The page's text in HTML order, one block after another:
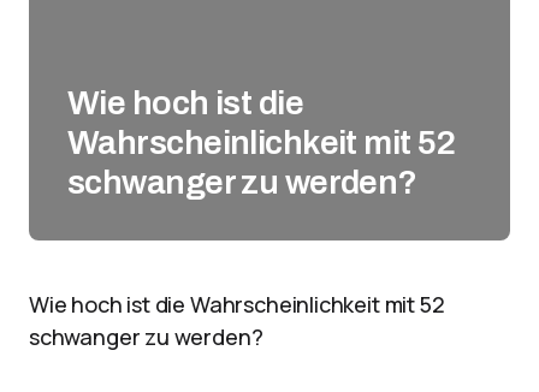
Wie hoch ist die
Wahrscheinlichkeit mit 52
schwanger zu werden?
Wie hoch ist die Wahrscheinlichkeit mit 52
schwanger zu werden?